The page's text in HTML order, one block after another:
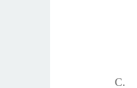
C.